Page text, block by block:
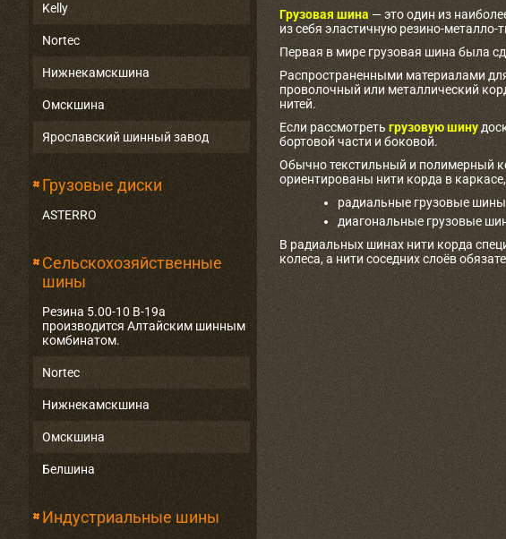
Kelly
Nortec
Нижнекамскшина
Омскшина
Ярославский шинный завод
Грузовые диски
ASTERRO
Сельскохозяйственные
шины
Резина 5.00-10 В-19а
производится Алтайским шинным
комбинатом.
Nortec
Нижнекамскшина
Омскшина
Белшина
Индустриальные шины
Грузовая шина — это один из
из себя эластичную резино-
Первая в мире грузовая шина была
Распространенными материалами
проволочный или металлический
нитей.
Если рассмотреть грузовую шину
бортовой части и боковой.
Обычно текстильный и полимерный
ориентированы нити корда в
радиальные грузовые шины
диагональные грузовые
В радиальных шинах нити корда
колеса, а нити соседних слоёв